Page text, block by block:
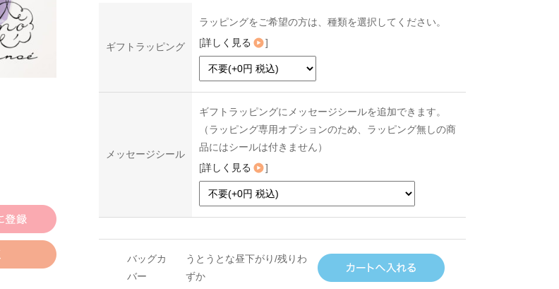
ギフトラッピング
ラッピングをご希望の方は、種類を選択してください。
[詳しく見る ]
メッセージシール
ギフトラッピングにメッセージシールを追加できます。
（ラッピング専用オプションのため、ラッピング無しの商
品にはシールは付きません）
[詳しく見る ]
バッグカ
バー
うとうとな昼下がり/残りわ
ずか